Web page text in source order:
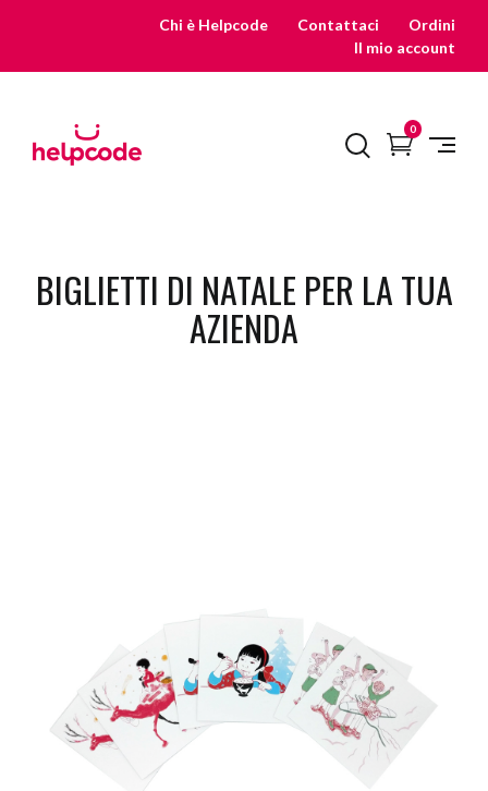
Chi è Helpcode Contattaci
Ordini
Il mio account
REGALA
UN
0
BIGLIETTI DI NATALE PER LA TUA
AZIENDA